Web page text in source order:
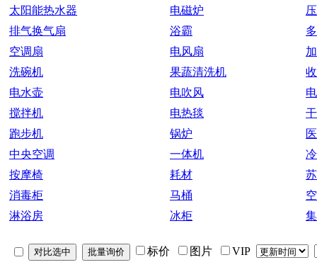
太阳能热水器
电磁炉
排气换气扇
浴霸
空调扇
电风扇
洗碗机
果蔬清洗机
电水壶
电吹风
搅拌机
电热毯
跑步机
锅炉
中央空调
一体机
按摩椅
耗材
消毒柜
马桶
淋浴房
冰柜
标价 图片 VIP